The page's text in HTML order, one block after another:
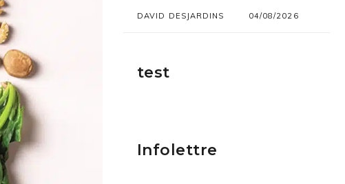
DAVID DESJARDINS 04/08/2026
test
Infolettre